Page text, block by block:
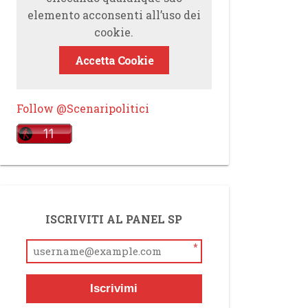
elemento acconsenti all’uso dei
cookie.
Accetta Cookie
Follow @Scenaripolitici
ISCRIVITI AL PANEL SP
*
Iscrivimi